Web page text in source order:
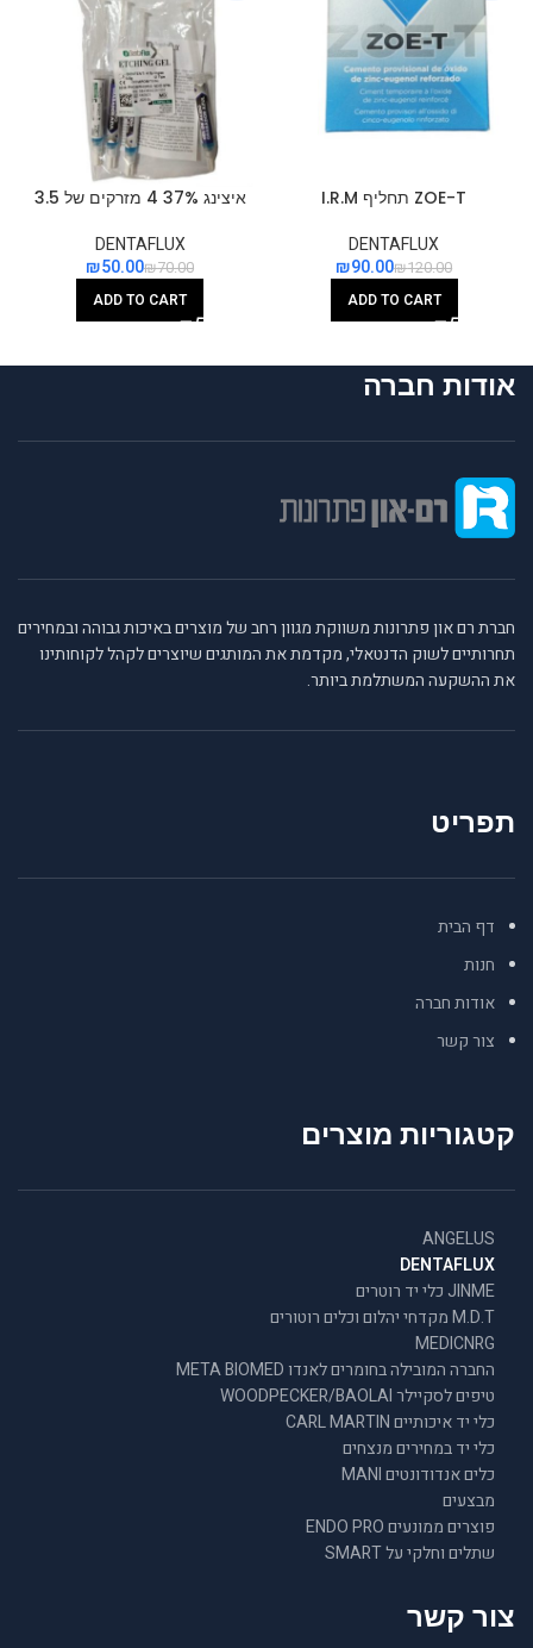
ZOE-T תחליף I.R.M
DENTAFLUX
₪120.00
₪90.00
ADD TO CART
איצינג 37% 4 מזרקים של 3.5
DENTAFLUX
₪70.00
₪50.00
ADD TO CART
אודות חברה
חברת רם און פתרונות משווקת מגוון רחב של מוצרים באיכות גבוהה ובמחירים
תחרותיים לשוק הדנטאלי, מקדמת את המותגים שיוצרים לקהל לקוחותינו
את ההשקעה המשתלמת ביותר.
תפריט
דף הבית
חנות
אודות חברה
צור קשר
קטגוריות מוצרים
ANGELUS
DENTAFLUX
JINME כלי יד רוטרים
M.D.T מקדחי יהלום וכלים רוטורים
MEDICNRG
החברה המובילה בחומרים לאנדו META BIOMED
טיפים לסקיילר WOODPECKER/BAOLAI
כלי יד איכותיים CARL MARTIN
כלי יד במחירים מנצחים
כלים אנדודונטים MANI
מבצעים
פוצרים ממונעים ENDO PRO
שתלים וחלקי על SMART
צור קשר